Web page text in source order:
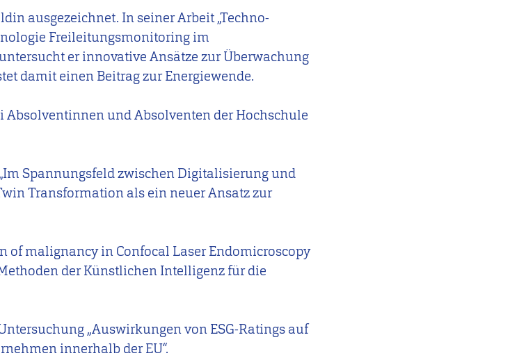
ausgezeichnet. In seiner Arbeit „Techno-
Freileitungsmonitoring im
er innovative Ansätze zur Überwachung
damit einen Beitrag zur Energiewende.
und Absolventen der Hochschule
Spannungsfeld zwischen Digitalisierung und
Transformation als ein neuer Ansatz zur
of malignancy in Confocal Laser Endomicroscopy
der Künstlichen Intelligenz für die
„Auswirkungen von ESG-Ratings auf
innerhalb der EU“.